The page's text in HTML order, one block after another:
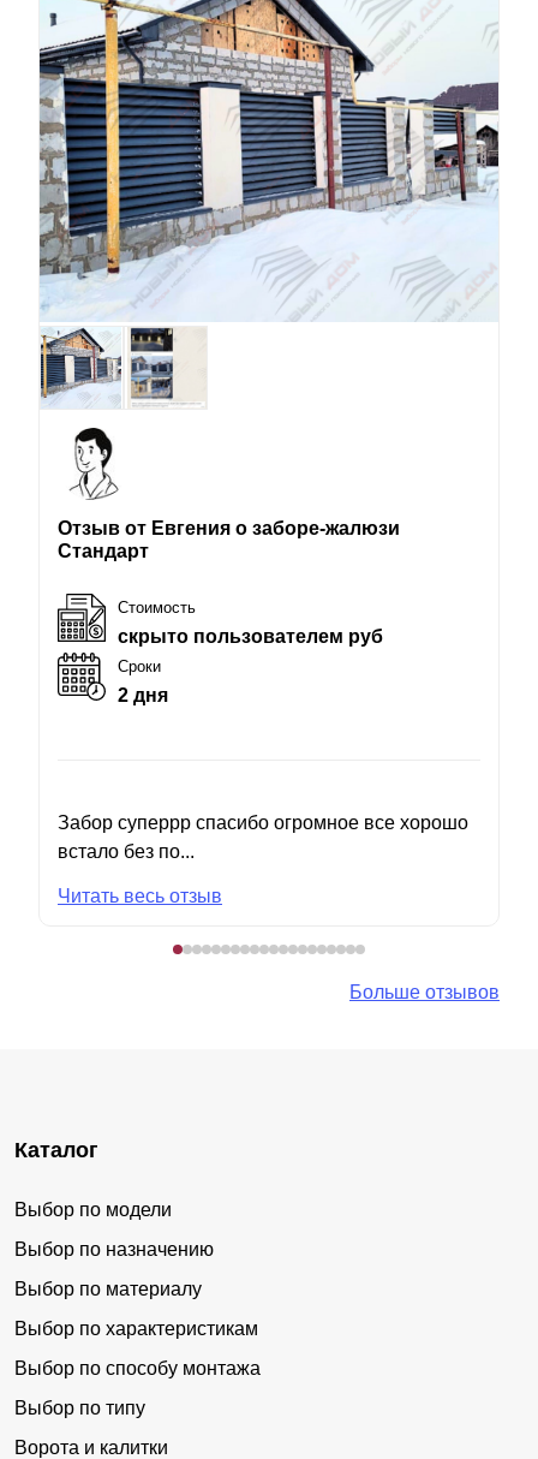
Отзыв от Евгения о заборе-жалюзи
Стандарт
Стоимость
скрыто пользователем руб
Сроки
2 дня
Забор суперрр спасибо огромное все хорошо
встало без по...
Читать весь отзыв
Больше отзывов
Каталог
Выбор по модели
Выбор по назначению
Выбор по материалу
Выбор по характеристикам
Выбор по способу монтажа
Выбор по типу
Ворота и калитки